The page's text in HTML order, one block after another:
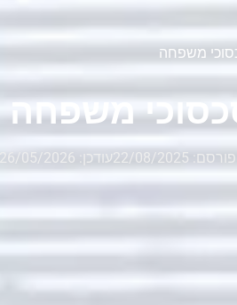
משפחה
משפחה
פורסם: 22/08/2025עודכן: 26/05/2026